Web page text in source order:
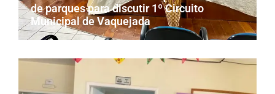
de parques para discutir 1º Circuito
Municipal de Vaquejada